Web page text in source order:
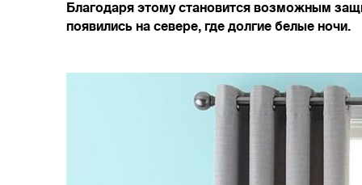
Благодаря этому становится возможным
появились на севере, где долгие белые ночи.